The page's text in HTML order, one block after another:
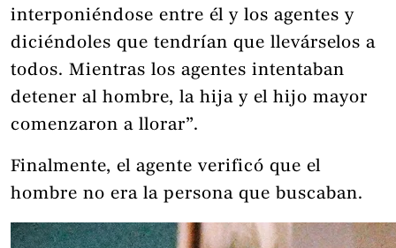
interponiéndose entre él y los agentes y
diciéndoles que tendrían que llevárselos a
todos. Mientras los agentes intentaban
detener al hombre, la hija y el hijo mayor
comenzaron a llorar”.
Finalmente, el agente verificó que el
hombre no era la persona que buscaban.